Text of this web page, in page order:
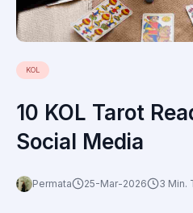
KOL
10 KOL Tarot
Social Media
Permata 25-Mar-2026 3 Min.